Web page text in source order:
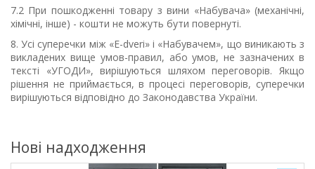
7.2 При пошкодженні товару з вини «Набувача» (механічні,
хімічні, інше) - кошти не можуть бути повернуті.
8. Усі суперечки між «E-dveri»і «Набувачем», що виникають з
викладених вище умов-правил, або умов, не зазначених в
тексті «УГОДИ», вирішуються шляхом переговорів. Якщо
рішення не приймається, в процесі переговорів, суперечки
вирішуються відповідно до Законодавства України.
Нові надходження